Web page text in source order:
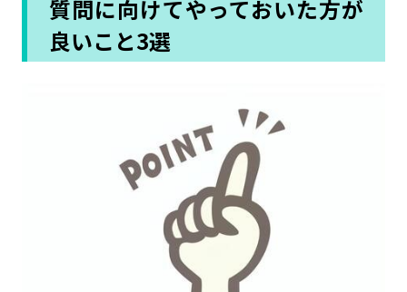
質問に向けてやっておいた方が
良いこと3選